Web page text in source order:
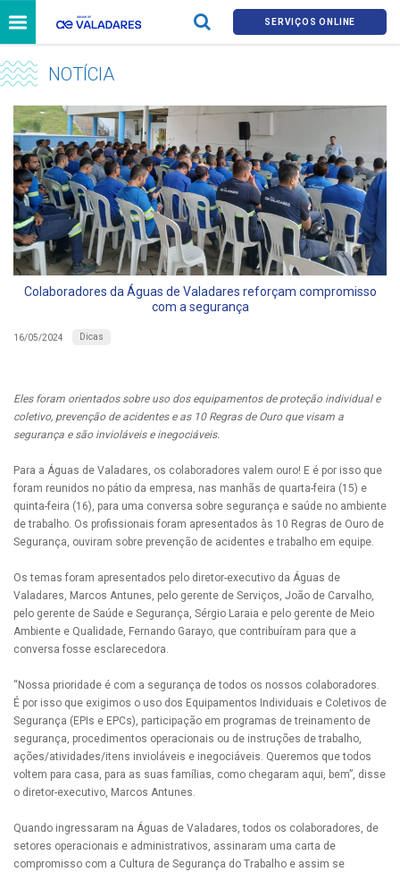
SERVIÇOS ONLINE
NOTÍCIA
Colaboradores da Águas de Valadares reforçam compromisso
com a segurança
16/05/2024 Dicas
Eles foram orientados sobre uso dos equipamentos de proteção individual e
coletivo, prevenção de acidentes e as 10 Regras de Ouro que visam a
segurança e são invioláveis e inegociáveis.
Para a Águas de Valadares, os colaboradores valem ouro! E é por isso que
foram reunidos no pátio da empresa, nas manhãs de quarta-feira (15) e
quinta-feira (16), para uma conversa sobre segurança e saúde no ambiente
de trabalho. Os profissionais foram apresentados às 10 Regras de Ouro de
Segurança, ouviram sobre prevenção de acidentes e trabalho em equipe.
Os temas foram apresentados pelo diretor-executivo da Águas de
Valadares, Marcos Antunes, pelo gerente de Serviços, João de Carvalho,
pelo gerente de Saúde e Segurança, Sérgio Laraia e pelo gerente de Meio
Ambiente e Qualidade, Fernando Garayo, que contribuíram para que a
conversa fosse esclarecedora.
“Nossa prioridade é com a segurança de todos os nossos colaboradores.
É por isso que exigimos o uso dos Equipamentos Individuais e Coletivos de
Segurança (EPIs e EPCs), participação em programas de treinamento de
segurança, procedimentos operacionais ou de instruções de trabalho,
ações/atividades/itens invioláveis e inegociáveis. Queremos que todos
voltem para casa, para as suas famílias, como chegaram aqui, bem”, disse
o diretor-executivo, Marcos Antunes.
Quando ingressaram na Águas de Valadares, todos os colaboradores, de
setores operacionais e administrativos, assinaram uma carta de
compromisso com a Cultura de Segurança do Trabalho e assim se